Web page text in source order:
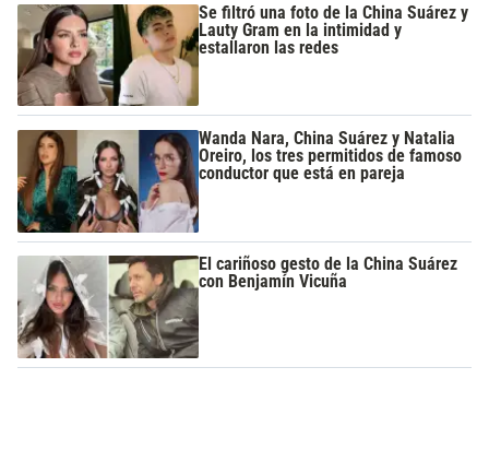
Se filtró una foto de la China Suárez y
Lauty Gram en la intimidad y
estallaron las redes
Wanda Nara, China Suárez y Natalia
Oreiro, los tres permitidos de famoso
conductor que está en pareja
El cariñoso gesto de la China Suárez
con Benjamín Vicuña